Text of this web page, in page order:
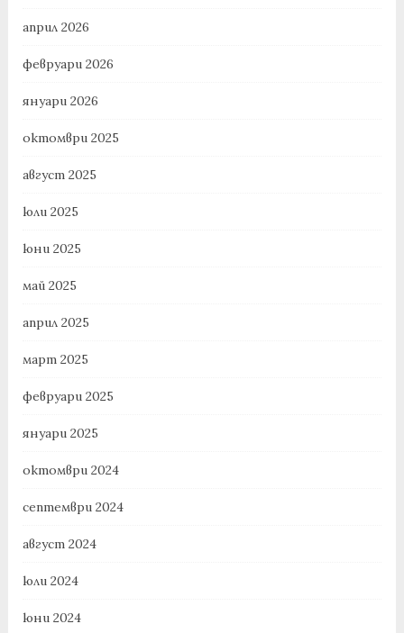
април 2026
февруари 2026
януари 2026
октомври 2025
август 2025
юли 2025
юни 2025
май 2025
април 2025
март 2025
февруари 2025
януари 2025
октомври 2024
септември 2024
август 2024
юли 2024
юни 2024